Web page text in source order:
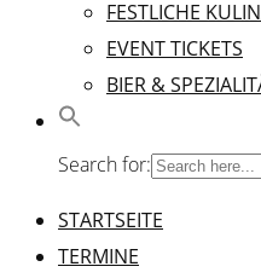
FESTLICHE
EVENT TICKETS
BIER &
Search for:
STARTSEITE
TERMINE